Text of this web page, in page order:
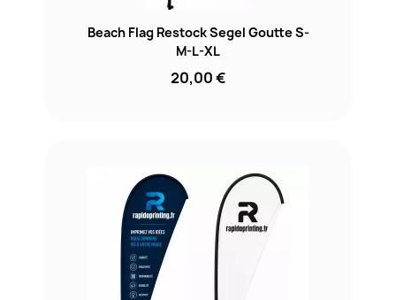
Beach Flag Restock Segel Goutte S-
M-L-XL
20,00 €